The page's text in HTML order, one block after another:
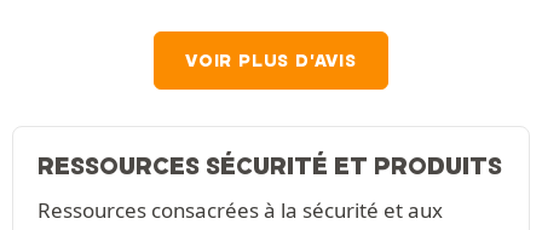
VOIR PLUS D'AVIS
RESSOURCES SÉCURITÉ ET PRODUITS
Ressources consacrées à la sécurité et aux